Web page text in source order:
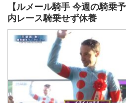
【ルメール騎手 今週の騎乗
内レース騎乗せず休養